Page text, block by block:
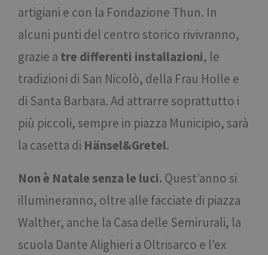
artigiani e con la Fondazione Thun. In
alcuni punti del centro storico rivivranno,
grazie a tre differenti installazioni, le
tradizioni di San Nicolò, della Frau Holle e
di Santa Barbara. Ad attrarre soprattutto i
più piccoli, sempre in piazza Municipio, sarà
la casetta di Hänsel&Gretel.
Non è Natale senza le luci. Quest’anno si
illumineranno, oltre alle facciate di piazza
Walther, anche la Casa delle Semirurali, la
scuola Dante Alighieri a Oltrisarco e l’ex